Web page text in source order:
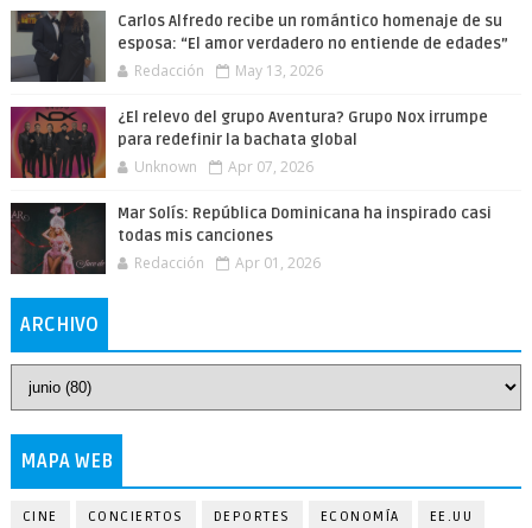
Carlos Alfredo recibe un romántico homenaje de su
esposa: “El amor verdadero no entiende de edades”
Redacción May 13, 2026
¿El relevo del grupo Aventura? Grupo Nox irrumpe
para redefinir la bachata global
Unknown Apr 07, 2026
Mar Solís: República Dominicana ha inspirado casi
todas mis canciones
Redacción Apr 01, 2026
ARCHIVO
MAPA WEB
CINE CONCIERTOS DEPORTES ECONOMÍA EE.UU